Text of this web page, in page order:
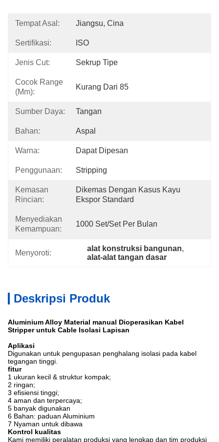
Tempat Asal: Jiangsu, Cina
Sertifikasi: ISO
Jenis Cut: Sekrup Tipe
Cocok Range
(mm):
Kurang Dari 85
Sumber Daya: Tangan
Bahan: Aspal
Warna: Dapat Dipesan
Penggunaan: Stripping
Kemasan
Rincian:
Dikemas Dengan Kasus Kayu
Ekspor Standard
Menyediakan
Kemampuan:
1000 Set/set Per Bulan
Menyoroti:
alat konstruksi bangunan,
alat-alat tangan dasar
Deskripsi Produk
Aluminium Alloy Material manual Dioperasikan Kabel
Stripper untuk Cable Isolasi Lapisan
Aplikasi
Digunakan untuk pengupasan penghalang isolasi pada kabel
tegangan tinggi.
fitur
1 ukuran kecil & struktur kompak;
2 ringan;
3 efisiensi tinggi;
4 aman dan terpercaya;
5 banyak digunakan
6 Bahan: paduan Aluminium
7 Nyaman untuk dibawa
Kontrol kualitas
Kami memiliki peralatan produksi yang lengkap dan tim produksi